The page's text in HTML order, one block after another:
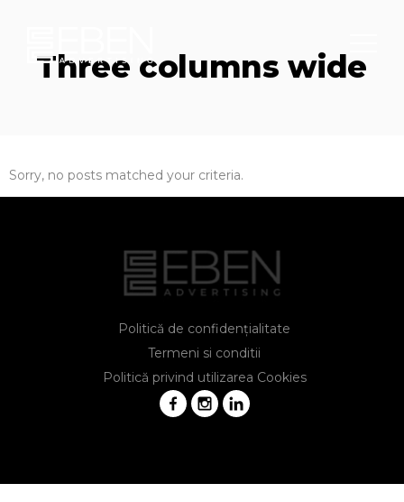
Three columns wide
Sorry, no posts matched your criteria.
Politică de confidențialitate
Termeni si conditii
Politică privind utilizarea Cookies